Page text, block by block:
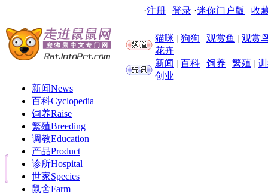
·注册 | 登录 ·迷你门户版 | 收
猫咪 | 狗狗 | 观赏鱼 | 观赏
花卉
新闻 | 百科 | 饲养 | 繁殖 |
创业
新闻News
百科Cyclopedia
饲养Raise
繁殖Breeding
调教Education
产品Product
诊所Hospital
世家Species
鼠舍Farm